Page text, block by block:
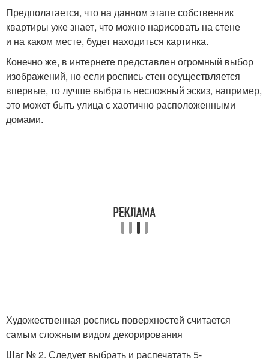
Предполагается, что на данном этапе собственник
квартиры уже знает, что можно нарисовать на стене
и на каком месте, будет находиться картинка.
Конечно же, в интернете представлен огромный выбор
изображений, но если роспись стен осуществляется
впервые, то лучше выбрать несложный эскиз, например,
это может быть улица с хаотично расположенными
домами.
Художественная роспись поверхностей считается
самым сложным видом декорирования
Шаг № 2. Следует выбрать и распечатать 5-